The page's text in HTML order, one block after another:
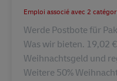
Emploi associé avec 2
Werde Postbote für
Was wir bieten. 19,02
Weihnachtsgeld und
Weitere 50%